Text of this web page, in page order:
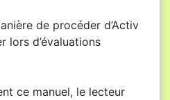
de procéder d’Activ
lors d’évaluations
ce manuel, le lecteur